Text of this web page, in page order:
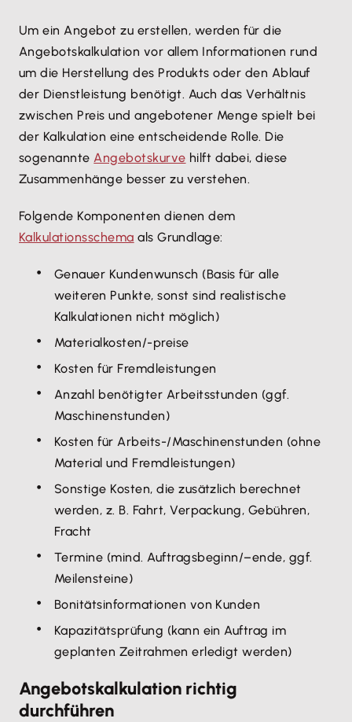
Um ein Angebot zu erstellen, werden für die
Angebotskalkulation vor allem Informationen rund
um die Herstellung des Produkts oder den Ablauf
der Dienstleistung benötigt. Auch das Verhältnis
zwischen Preis und angebotener Menge spielt bei
der Kalkulation eine entscheidende Rolle. Die
sogenannteAngebotskurve hilft dabei, diese
Zusammenhänge besser zu verstehen.
Folgende Komponenten dienen dem
Kalkulationsschema als Grundlage:
Genauer Kundenwunsch (Basis für alle
weiteren Punkte, sonst sind realistische
Kalkulationen nicht möglich)
Materialkosten/-preise
Kosten für Fremdleistungen
Anzahl benötigter Arbeitsstunden (ggf.
Maschinenstunden)
Kosten für Arbeits-/Maschinenstunden (ohne
Material und Fremdleistungen)
Sonstige Kosten, die zusätzlich berechnet
werden, z. B. Fahrt, Verpackung, Gebühren,
Fracht
Termine (mind. Auftragsbeginn/–ende, ggf.
Meilensteine)
Bonitätsinformationen von Kunden
Kapazitätsprüfung (kann ein Auftrag im
geplanten Zeitrahmen erledigt werden)
Angebotskalkulation richtig
durchführen